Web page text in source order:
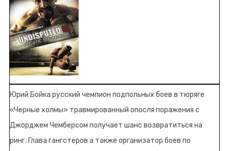
Юрий Бойка русский чемпион подпольных боев в тюряге
«Черные холмы» травмированный опосля поражения с
Джорджем Чемберсом получает шанс возвратиться на
ринг. Глава гангстеров а также организатор боев по